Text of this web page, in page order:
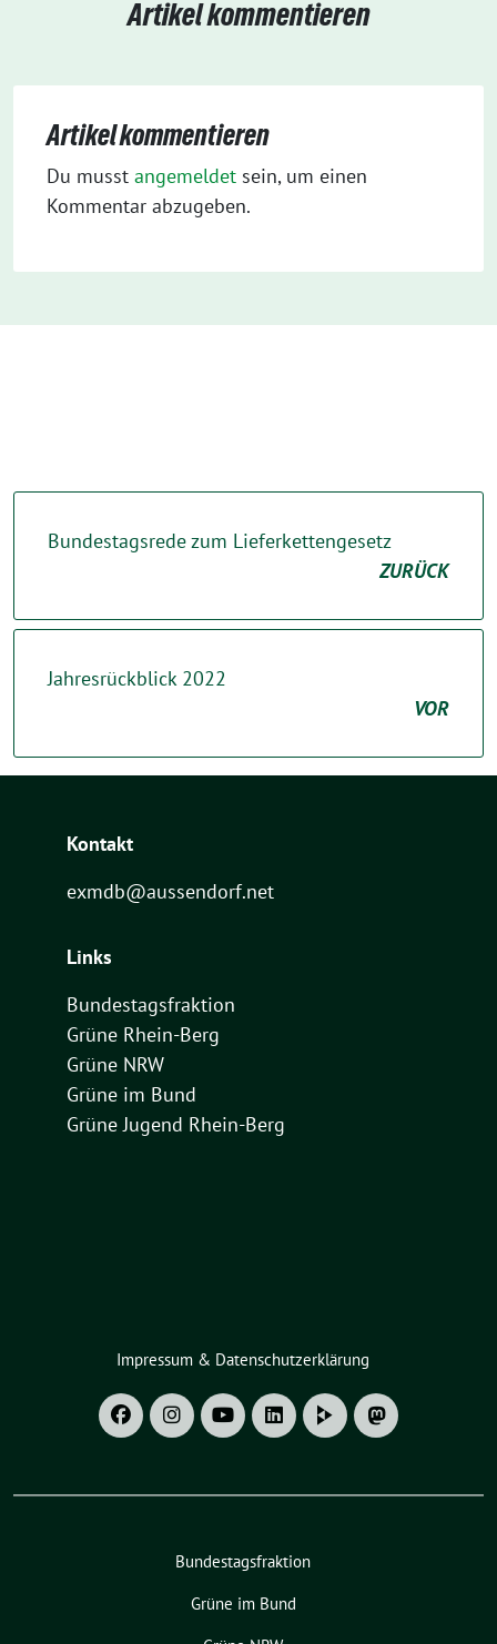
Artikel kommentieren
Artikel kommentieren
Du musst angemeldet sein, um einen
Kommentar abzugeben.
Bundestagsrede zum Lieferkettengesetz
ZURÜCK
Jahresrückblick 2022
VOR
Kontakt
exmdb@aussendorf.net
Links
Bundestagsfraktion
Grüne Rhein-Berg
Grüne NRW
Grüne im Bund
Grüne Jugend Rhein-Berg
Impressum & Datenschutzerklärung
Bundestagsfraktion
Grüne im Bund